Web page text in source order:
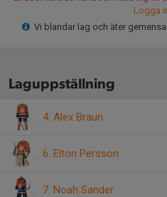
Logga
Vi blandar lag och äter
Laguppställning
4. Alex Braun
6. Elton Persson
7. Noah Sander